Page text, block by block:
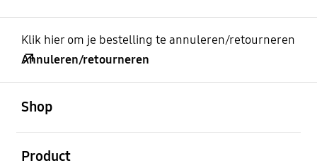
Klik hier om je bestelling te annuleren/retourneren
Annuleren/retourneren
Shop
Product